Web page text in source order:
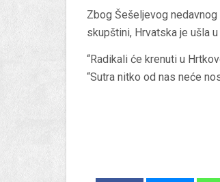
Zbog Šešeljevog
skupštini, Hrvatska je ušla
“Radikali će krenuti u
“Sutra nitko od nas neće